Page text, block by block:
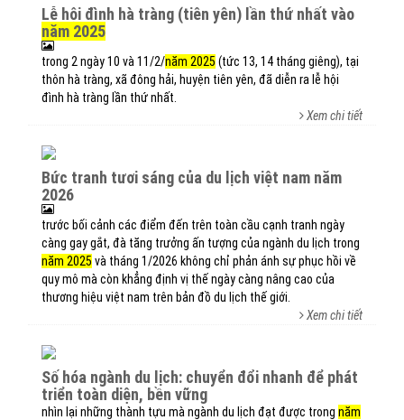
lễ hội đình hà tràng (tiên yên) lần thứ nhất vào
năm 2025
trong 2 ngày 10 và 11/2/năm 2025 (tức 13, 14 tháng giêng), tại
thôn hà tràng, xã đông hải, huyện tiên yên, đã diễn ra lễ hội
đình hà tràng lần thứ nhất.
Xem chi tiết
bức tranh tươi sáng của du lịch việt nam năm
2026
trước bối cảnh các điểm đến trên toàn cầu cạnh tranh ngày
càng gay gắt, đà tăng trưởng ấn tượng của ngành du lịch trong
năm 2025 và tháng 1/2026 không chỉ phản ánh sự phục hồi về
quy mô mà còn khẳng định vị thế ngày càng nâng cao của
thương hiệu việt nam trên bản đồ du lịch thế giới.
Xem chi tiết
số hóa ngành du lịch: chuyển đổi nhanh để phát
triển toàn diện, bền vững
nhìn lại những thành tựu mà ngành du lịch đạt được trong năm